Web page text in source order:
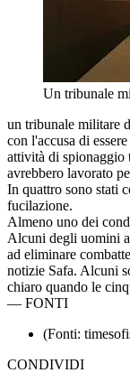
Un tribunale
un tribunale militare
con l'accusa di
attività di spionaggio
avrebbero lavorato
In quattro sono stati
fucilazione.
Almeno uno dei
Alcuni degli uomini
ad eliminare
notizie Safa. Alcuni
chiaro quando le
— FONTI
(Fonti:
CONDIVIDI